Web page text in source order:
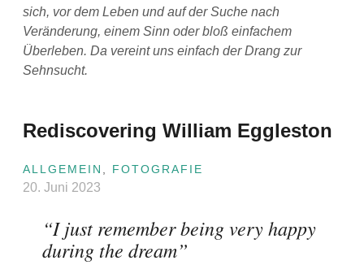
sich, vor dem Leben und auf der Suche nach
Veränderung, einem Sinn oder bloß einfachem
Überleben. Da vereint uns einfach der Drang zur
Sehnsucht.
Rediscovering William Eggleston
ALLGEMEIN FOTOGRAFIE
20. Juni 2023
“I just remember being very happy
during the dream”